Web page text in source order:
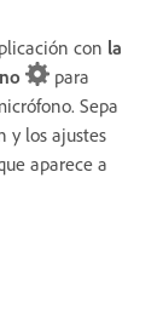
con la
para
Sepa
y los ajustes
aparece a